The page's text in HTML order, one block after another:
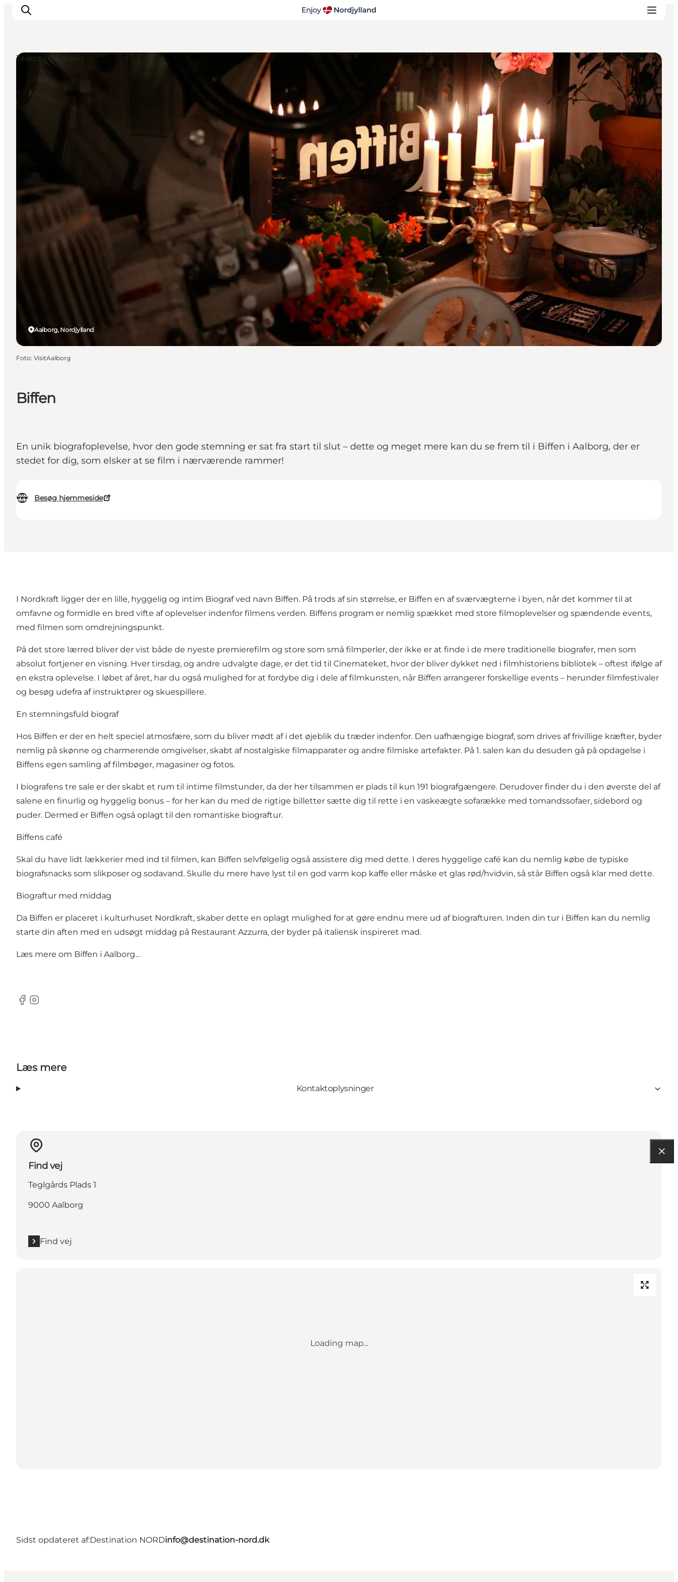
Biffen
En unik biografoplevelse, hvor den gode stemning er sat fra start til slut – dette og meget mere kan du se frem til i Biffen i Aalborg, der er
stedet for dig, som elsker at se film i nærværende rammer!
Besøg hjemmeside
Aalborg, Nordjylland
Teatre / biografer
Foto: VisitAalborg
I Nordkraft ligger der en lille, hyggelig og intim Biograf ved navn Biffen. På trods af sin størrelse, er Biffen en af sværvægterne i byen, når det kommer til at
omfavne og formidle en bred vifte af oplevelser indenfor filmens verden. Biffens program er nemlig spækket med store filmoplevelser og spændende events,
med filmen som omdrejningspunkt.
På det store lærred bliver der vist både de nyeste premierefilm og store som små filmperler, der ikke er at finde i de mere traditionelle biografer, men som
absolut fortjener en visning. Hver tirsdag, og andre udvalgte dage, er det tid til Cinemateket, hvor der bliver dykket ned i filmhistoriens bibliotek – oftest ifølge af
en ekstra oplevelse. I løbet af året, har du også mulighed for at fordybe dig i dele af filmkunsten, når Biffen arrangerer forskellige events – herunder filmfestivaler
og besøg udefra af instruktører og skuespillere.
En stemningsfuld biograf
Hos Biffen er der en helt speciel atmosfære, som du bliver mødt af i det øjeblik du træder indenfor. Den uafhængige biograf, som drives af frivillige kræfter, byder
nemlig på skønne og charmerende omgivelser, skabt af nostalgiske filmapparater og andre filmiske artefakter. På 1. salen kan du desuden gå på opdagelse i
Biffens egen samling af filmbøger, magasiner og fotos.
I biografens tre sale er der skabt et rum til intime filmstunder, da der her tilsammen er plads til kun 191 biografgængere. Derudover finder du i den øverste del af
salene en finurlig og hyggelig bonus – for her kan du med de rigtige billetter sætte dig til rette i en vaskeægte sofarække med tomandssofaer, sidebord og
puder. Dermed er Biffen også oplagt til den romantiske biograftur.
Biffens café
Skal du have lidt lækkerier med ind til filmen, kan Biffen selvfølgelig også assistere dig med dette. I deres hyggelige café kan du nemlig købe de typiske
biografsnacks som slikposer og sodavand. Skulle du mere have lyst til en god varm kop kaffe eller måske et glas rød/hvidvin, så står Biffen også klar med dette.
Biograftur med middag
Da Biffen er placeret i kulturhuset Nordkraft, skaber dette en oplagt mulighed for at gøre endnu mere ud af biografturen. Inden din tur i Biffen kan du nemlig
starte din aften med en udsøgt middag på Restaurant Azzurra, der byder på italiensk inspireret mad.
Læs mere om Biffen i Aalborg…
Facebook
Instagram
Læs mere
Kontaktoplysninger
Find vej
Teglgårds Plads 1
9000 Aalborg
Find vej
Loading map...
Sidst opdateret af:Destination NORDinfo@destination-nord.dk